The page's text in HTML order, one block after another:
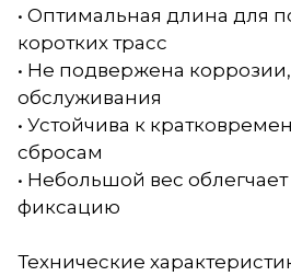
• Оптимальная длина для
коротких трасс
• Не подвержена
обслуживания
• Устойчива к
сбросам
• Небольшой вес
фиксацию
Технические